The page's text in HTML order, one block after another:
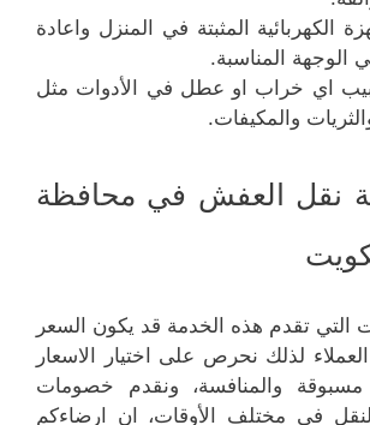
الكهربائية المثبتة في المنزل واعادة
الوجهة المناسبة.
اي خراب او عطل في الأدوات مثل
والمكيفات.
نقل العفش في محافظة
التي تقدم هذه الخدمة قد يكون السعر
لذلك نحرص على اختيار الاسعار
مسبوقة والمنافسة، ونقدم خصومات
في مختلف الأوقات، ان ارضاءكم